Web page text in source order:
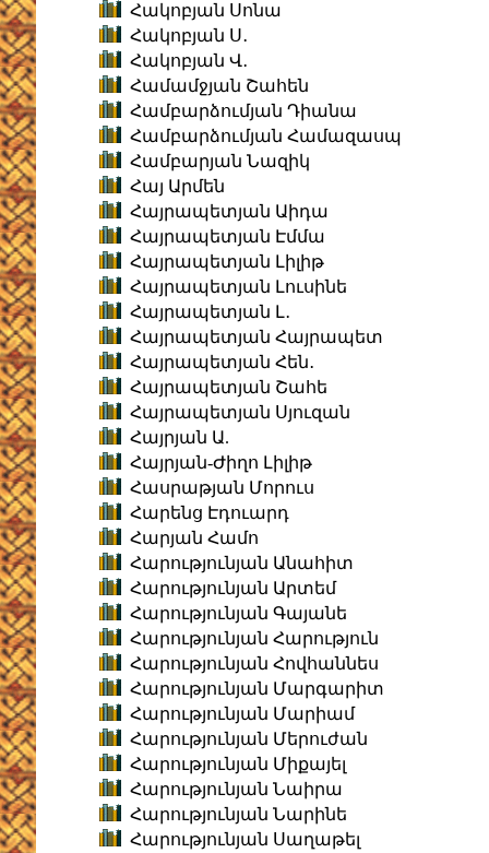
Հակոբյան Սոնա
Հակոբյան Ս․
Հակոբյան Վ․
Համամջյան Շահեն
Համբարձումյան Դիանա
Համբարձումյան Համազասպ
Համբարյան Նազիկ
Հայ Արմեն
Հայրապետյան Աիդա
Հայրապետյան Էմմա
Հայրապետյան Լիլիթ
Հայրապետյան Լուսինե
Հայրապետյան Լ․
Հայրապետյան Հայրապետ
Հայրապետյան Հեն․
Հայրապետյան Շահե
Հայրապետյան Սյուզան
Հայրյան Ա.
Հայրյան-Ժիղո Լիլիթ
Հասրաթյան Մորուս
Հարենց Էդուարդ
Հարյան Համո
Հարությունյան Անահիտ
Հարությունյան Արտեմ
Հարությունյան Գայանե
Հարությունյան Հարություն
Հարությունյան Հովհաննես
Հարությունյան Մարգարիտ
Հարությունյան Մարիամ
Հարությունյան Մերուժան
Հարությունյան Միքայել
Հարությունյան Նաիրա
Հարությունյան Նարինե
Հարությունյան Սաղաթել